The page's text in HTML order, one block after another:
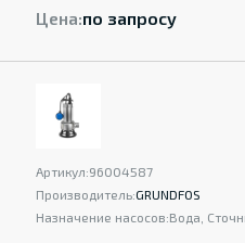
Цена:по запросу
Артикул:96004587
Производитель:GRUNDFOS
Назначение насосов:Вода,